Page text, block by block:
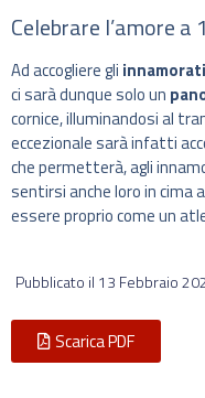
Celebrare l’amore
Ad accogliere gli innamorati
ci sarà dunque solo un
cornice, illuminandosi al
eccezionale sarà infatti
che permetterà, agli
sentirsi anche loro in cima
essere proprio come un
Pubblicato il 13 Febbraio
Scarica PDF